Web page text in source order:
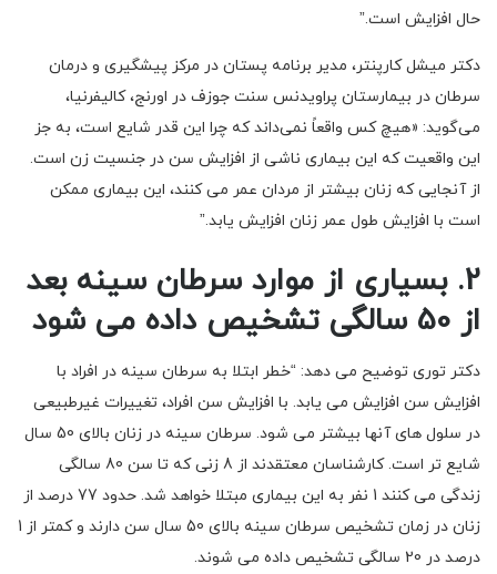
حال افزایش است.”
دکتر میشل کارپنتر، مدیر برنامه پستان در مرکز پیشگیری و درمان
سرطان در بیمارستان پراویدنس سنت جوزف در اورنج، کالیفرنیا،
می‌گوید: «هیچ کس واقعاً نمی‌داند که چرا این قدر شایع است، به جز
این واقعیت که این بیماری ناشی از افزایش سن در جنسیت زن است.
از آنجایی که زنان بیشتر از مردان عمر می کنند، این بیماری ممکن
است با افزایش طول عمر زنان افزایش یابد.”
2. بسیاری از موارد سرطان سینه بعد
از 50 سالگی تشخیص داده می شود
دکتر توری توضیح می دهد: “خطر ابتلا به سرطان سینه در افراد با
افزایش سن افزایش می یابد. با افزایش سن افراد، تغییرات غیرطبیعی
در سلول های آنها بیشتر می شود. سرطان سینه در زنان بالای 50 سال
شایع تر است. کارشناسان معتقدند از 8 زنی که تا سن 80 سالگی
زندگی می کنند 1 نفر به این بیماری مبتلا خواهد شد. حدود 77 درصد از
زنان در زمان تشخیص سرطان سینه بالای 50 سال سن دارند و کمتر از 1
درصد در 20 سالگی تشخیص داده می شوند.